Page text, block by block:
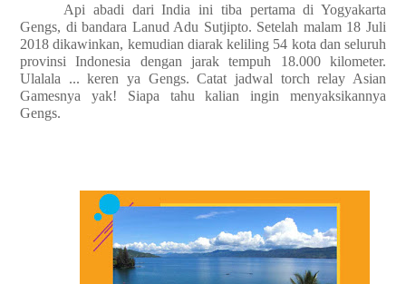
Api abadi dari India ini tiba pertama di Yogyakarta
Gengs, di bandara Lanud Adu Sutjipto. Setelah malam 18 Juli
2018 dikawinkan, kemudian diarak keliling 54 kota dan seluruh
provinsi Indonesia dengan jarak tempuh 18.000 kilometer.
Ulalala ... keren ya Gengs. Catat jadwal torch relay Asian
Gamesnya yak! Siapa tahu kalian ingin menyaksikannya
Gengs.